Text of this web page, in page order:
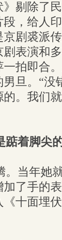
》剔除了
段，给人
剧裘派
剧表演和
拍即合
旦。“没
。我们
踮着脚尖
。当年她
加了手的
十面埋